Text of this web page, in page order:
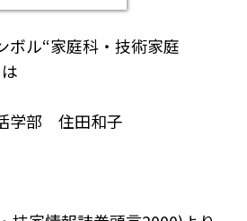
ボル“家庭科・技術家庭
学部 住田和子